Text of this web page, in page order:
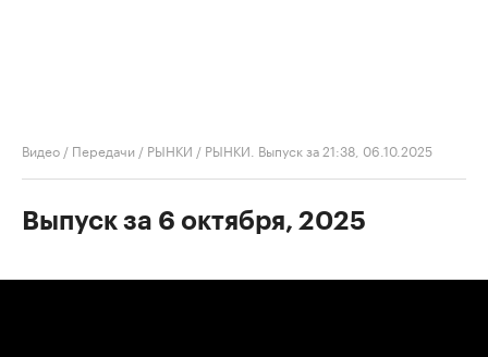
Видео / Передачи / РЫНКИ / РЫНКИ. Выпуск за 21:38, 06.10.2025
Выпуск за 6 октября, 2025